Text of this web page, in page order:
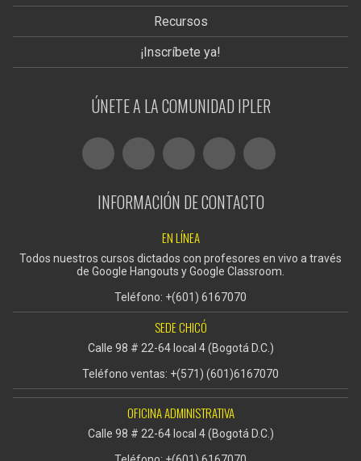
Recursos
¡Inscríbete ya!
ÚNETE A LA COMUNIDAD IPLER
INFORMACIÓN DE CONTACTO
EN LÍNEA
Todos nuestros cursos dictados con profesores en vivo a través
de Google Hangouts y Google Classroom.
Teléfono: +(601) 6167070
SEDE CHICÓ
Calle 98 # 22-64 local 4 (Bogotá D.C.)
Teléfono ventas: +(571) (601)6167070
OFICINA ADMINISTRATIVA
Calle 98 # 22-64 local 4 (Bogotá D.C.)